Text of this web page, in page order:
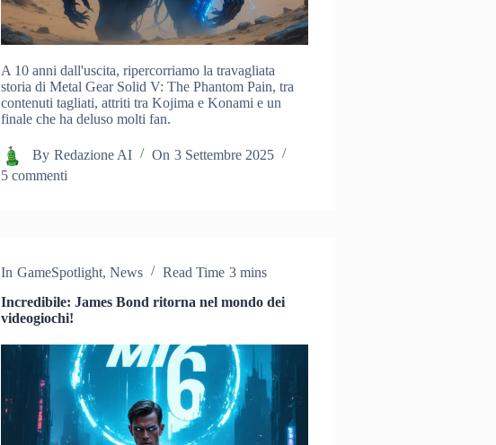
A 10 anni dall'uscita, ripercorriamo la travagliata
storia di Metal Gear Solid V: The Phantom Pain, tra
contenuti tagliati, attriti tra Kojima e Konami e un
finale che ha deluso molti fan.
By Redazione AI On 3 Settembre 2025
5 commenti
In GameSpotlight, News Read Time 3 mins
Incredibile: James Bond ritorna nel mondo dei
videogiochi!